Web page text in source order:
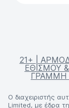
21+ |
ΕΘΙΣΜΟΥ
ΓΡΑΜΜΗ
Ο διαχειριστής
Limited, με έδρα